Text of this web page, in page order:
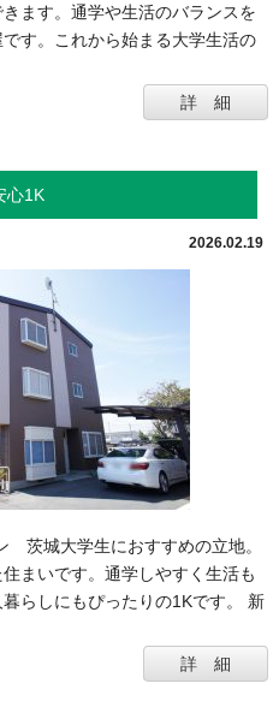
ます。通学や生活のバランスを
す。これから始まる大学生活の
詳 細
心1K
2026.02.19
茨城大学生におすすめの立地。
まいです。通学しやすく生活も
らしにもぴったりの1Kです。 新
詳 細